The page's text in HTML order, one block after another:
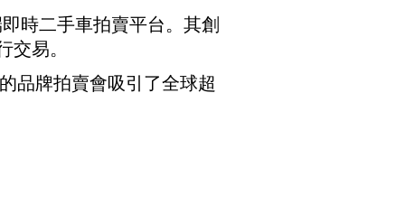
時二手車拍賣平台。其創
易。
品牌拍賣會吸引了全球超